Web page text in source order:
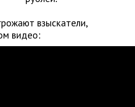
взыскатели,
видео: